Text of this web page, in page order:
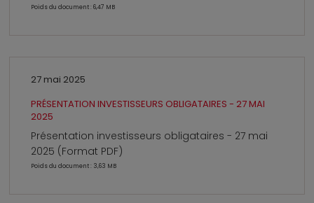
Poids du document : 6,47 MB
27 mai 2025
PRÉSENTATION INVESTISSEURS OBLIGATAIRES - 27 MAI
2025
Présentation investisseurs obligataires - 27 mai
2025 (Format PDF)
Poids du document : 3,63 MB